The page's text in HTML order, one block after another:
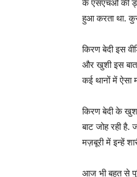
के एसएचओ की
हुआ करता था.
किरण बेदी इस
और खुशी इस बात
कई थानों में ऐसा
किरण बेदी के
बाट जोह रही है.
मज़बूरी में इन्हें
आज भी बहुत से